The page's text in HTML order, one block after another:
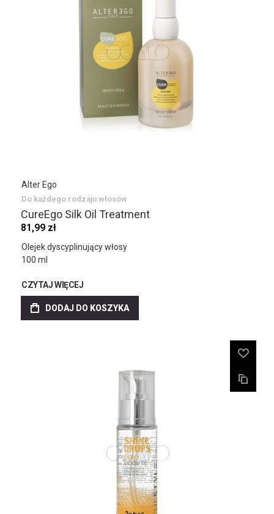
Alter Ego
Do każdego rodzaju włosów
CureEgo Silk Oil Treatment
81,99 zł
Olejek dyscyplinujący włosy
100 ml
CZYTAJ WIĘCEJ
DODAJ DO KOSZYKA